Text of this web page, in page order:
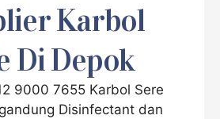
Karbol
Di Depok
9000 7655 Karbol Sere
Disinfectant dan